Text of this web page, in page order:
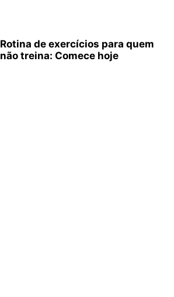
Rotina de exercícios para quem
não treina: Comece hoje